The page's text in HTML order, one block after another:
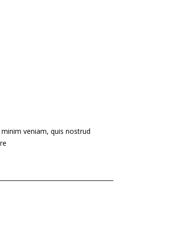
veniam, quis nostrud